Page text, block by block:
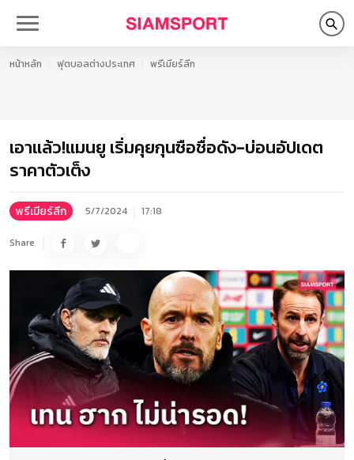
หน้าหลัก ฟุตบอลต่างประเทศ พรีเมียร์ลีก
เอาแล้ว!แมนยู เริ่มคุยกุนซือชื่อดัง-บ่อนอัปเดต
ราคาตัวเต็ง
พรีเมียร์ลีก 5/7/2024 17:18
Share